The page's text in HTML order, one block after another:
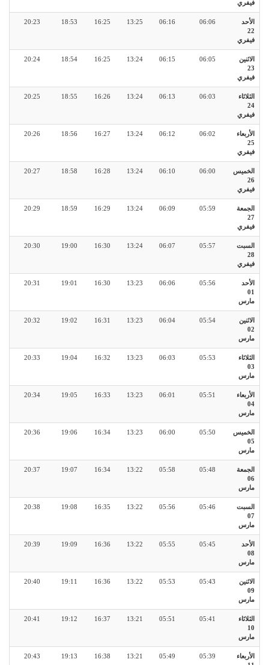
فيفري
الأحد
22
فيفري
06:06
06:16
13:25
16:25
18:53
20:23
الاثنين
23
فيفري
06:05
06:15
13:24
16:25
18:54
20:24
الثلاثاء
24
فيفري
06:03
06:13
13:24
16:26
18:55
20:25
الأربعاء
25
فيفري
06:02
06:12
13:24
16:27
18:56
20:26
الخميس
26
فيفري
06:00
06:10
13:24
16:28
18:58
20:27
الجمعة
27
فيفري
05:59
06:09
13:24
16:29
18:59
20:29
السبت
28
فيفري
05:57
06:07
13:24
16:30
19:00
20:30
الأحد
01
مارس
05:56
06:06
13:23
16:30
19:01
20:31
الاثنين
02
مارس
05:54
06:04
13:23
16:31
19:02
20:32
الثلاثاء
03
مارس
05:53
06:03
13:23
16:32
19:04
20:33
الأربعاء
04
مارس
05:51
06:01
13:23
16:33
19:05
20:34
الخميس
05
مارس
05:50
06:00
13:23
16:34
19:06
20:36
الجمعة
06
مارس
05:48
05:58
13:22
16:34
19:07
20:37
السبت
07
مارس
05:46
05:56
13:22
16:35
19:08
20:38
الأحد
08
مارس
05:45
05:55
13:22
16:36
19:09
20:39
الاثنين
09
مارس
05:43
05:53
13:22
16:36
19:11
20:40
الثلاثاء
10
مارس
05:41
05:51
13:21
16:37
19:12
20:41
الأربعاء
05:39
05:49
13:21
16:38
19:13
20:43